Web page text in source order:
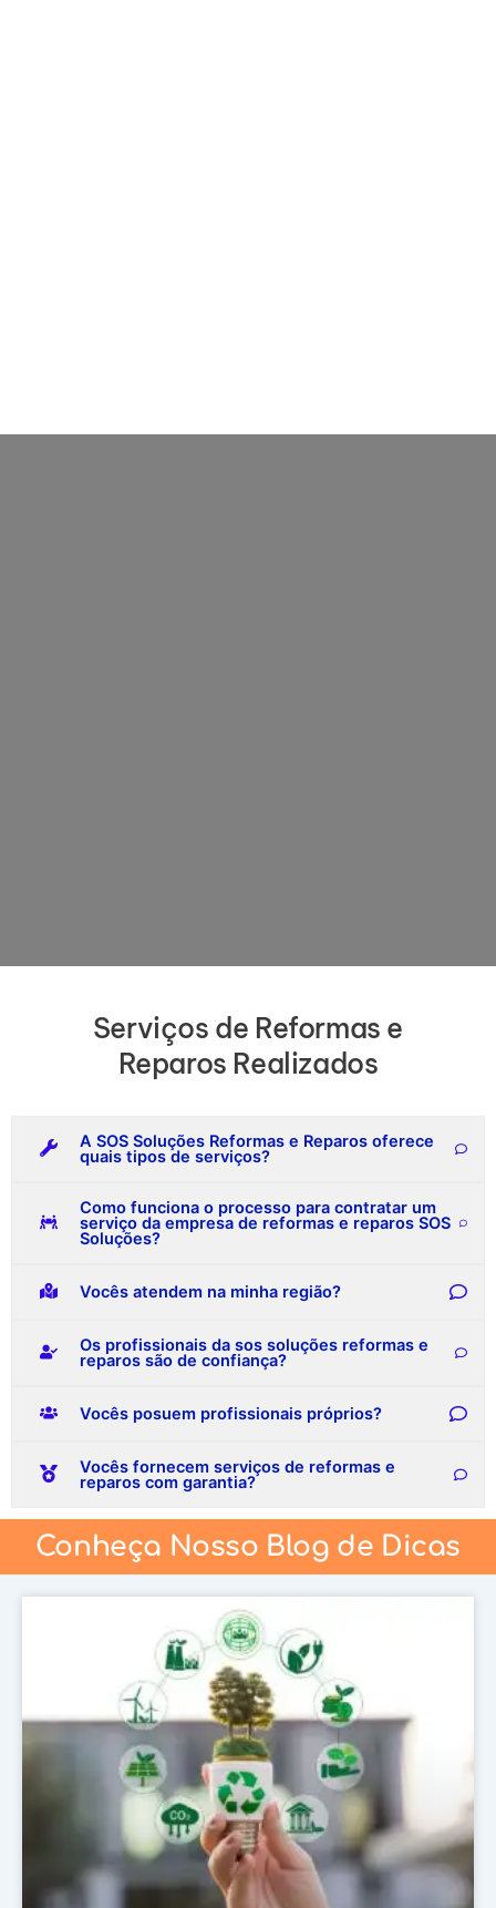
Serviços de Reformas e
Reparos Realizados
A SOS Soluções Reformas e Reparos oferece
quais tipos de serviços?
Como funciona o processo para contratar um
serviço da empresa de reformas e reparos SOS
Soluções?
Vocês atendem na minha região?
Os profissionais da sos soluções reformas e
reparos são de confiança?
Vocês posuem profissionais próprios?
Vocês fornecem serviços de reformas e
reparos com garantia?
Conheça Nosso Blog de Dicas